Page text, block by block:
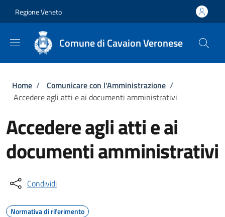
Regione Veneto
Comune di Cavaion Veronese
Briciole di pane
Home / Comunicare con l'Amministrazione /
Accedere agli atti e ai documenti amministrativi
Accedere agli atti e ai
documenti amministrativi
Condividi
Normativa di riferimento